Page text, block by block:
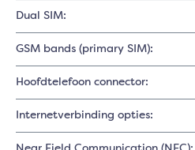
Dual SIM:
GSM bands (primary SIM):
Hoofdtelefoon connector:
Internetverbinding opties: